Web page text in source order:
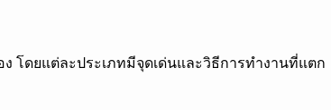
โดยแต่ละประเภทมีจุดเด่นและวิธีการทำงานที่แตก